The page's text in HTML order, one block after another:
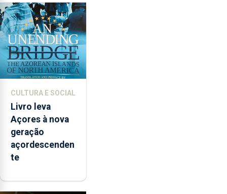
novos
instrumentos
CULTURA E SOCIAL
Livro leva
Açores à nova
geração
açordescenden
te